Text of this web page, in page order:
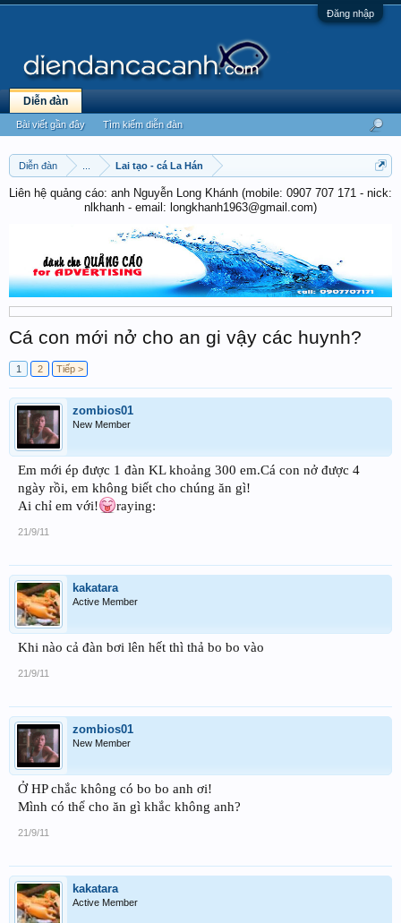
Đăng nhập
Diễn đàn Lai tạo - cá La Hán
Liên hệ quảng cáo: anh Nguyễn Long Khánh (mobile: 0907 707 171 - nick:
nlkhanh - email: longkhanh1963@gmail.com)
Cá con mới nở cho an gi vậy các huynh?
1 2 Tiếp >
zombios01
New Member
Em mới ép được 1 đàn KL khoảng 300 em.Cá con nở được 4
ngày rồi, em không biết cho chúng ăn gì!
Ai chỉ em với!
raying:
21/9/11
kakatara
Active Member
Khi nào cả đàn bơi lên hết thì thả bo bo vào
21/9/11
zombios01
New Member
Ở HP chắc không có bo bo anh ơi!
Mình có thể cho ăn gì khắc không anh?
21/9/11
kakatara
Active Member
Diễn đàn
Bài viết gần đây Tìm kiếm diễn đàn